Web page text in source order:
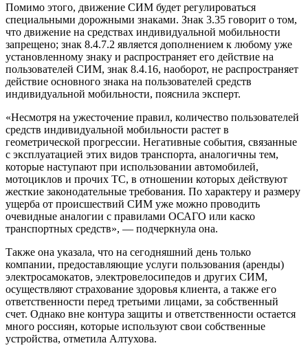
Помимо этого, движение СИМ будет регулироваться
специальными дорожными знаками. Знак 3.35 говорит о том,
что движение на средствах индивидуальной мобильности
запрещено; знак 8.4.7.2 является дополнением к любому уже
установленному знаку и распространяет его действие на
пользователей СИМ, знак 8.4.16, наоборот, не распространяет
действие основного знака на пользователей средств
индивидуальной мобильности, пояснила эксперт.
«Несмотря на ужесточение правил, количество пользователей
средств индивидуальной мобильности растет в
геометрической прогрессии. Негативные события, связанные
с эксплуатацией этих видов транспорта, аналогичны тем,
которые наступают при использовании автомобилей,
мотоциклов и прочих ТС, в отношении которых действуют
жесткие законодательные требования. По характеру и размеру
ущерба от происшествий СИМ уже можно проводить
очевидные аналогии с правилами ОСАГО или каско
транспортных средств», — подчеркнула она.
Также она указала, что на сегодняшний день только
компании, предоставляющие услуги пользования (аренды)
электросамокатов, электровелосипедов и других СИМ,
осуществляют страхование здоровья клиента, а также его
ответственности перед третьими лицами, за собственный
счет. Однако вне контура защиты и ответственности остается
много россиян, которые используют свои собственные
устройства, отметила Алтухова.